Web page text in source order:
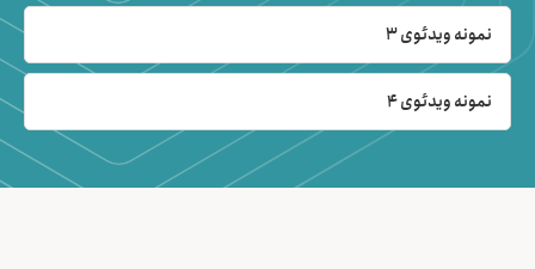
نمونه ویدئوی 3
نمونه ویدئوی 4